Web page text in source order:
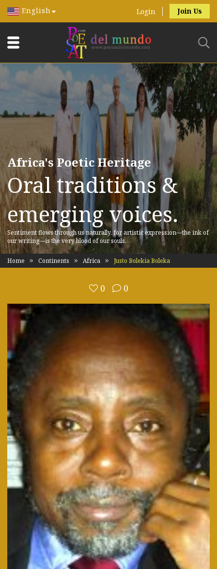
English Login Join Us
Africa's Poetic Heritage
Oral traditions &
emerging voices.
Sentiment flows through us naturally, for artistic expression—the ink of
our writing—is the very blood of our souls.
Home Continents Africa Justo Bolekia Boleka
0 0